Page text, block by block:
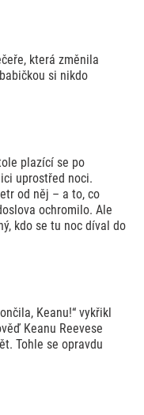
která změnila
si nikdo
plazící se po
uprostřed noci.
od něj – a to, co
ochromilo. Ale
kdo se tu noc díval do
Keanu!“ vykřikl
Keanu Reevese
Tohle se opravdu